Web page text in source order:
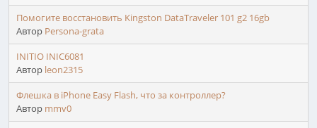
Помогите восстановить Kingston DataTraveler 101 g2 16gb
Автор Persona-grata
INITIO INIC6081
Автор leon2315
Флешка в iPhone Easy Flash, что за контроллер?
Автор mmv0